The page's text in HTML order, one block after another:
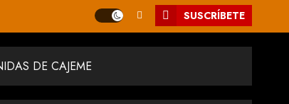
SUSCRÍBETE
DE CAJEME